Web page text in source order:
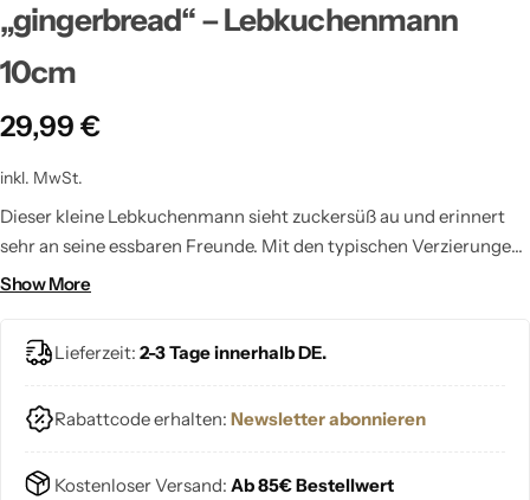
„gingerbread“ – Lebkuchenmann
10cm
29,99 €
inkl. MwSt.
Dieser kleine Lebkuchenmann sieht zuckersüß au und erinnert
sehr an seine essbaren Freunde. Mit den typischen Verzierungen,
die an Zuckerguss und Streusel erinnern, bringt dieser
Show More
Lieferzeit: 2-3 Tage innerhalb DE.
Rabattcode erhalten: Newsletter abonnieren
Kostenloser Versand: Ab 85€ Bestellwert